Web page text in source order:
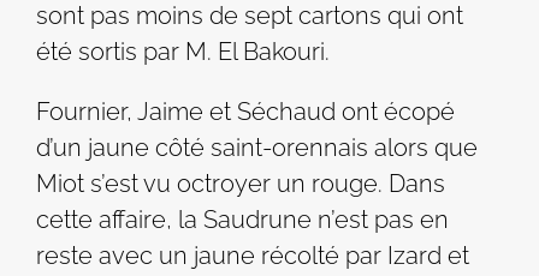
sont pas moins de sept cartons qui ont
été sortis par M. El Bakouri.
Fournier, Jaime et Séchaud ont écopé
d’un jaune côté saint-orennais alors que
Miot s’est vu octroyer un rouge. Dans
cette affaire, la Saudrune n’est pas en
reste avec un jaune récolté par Izard et